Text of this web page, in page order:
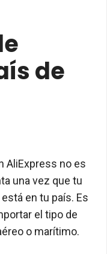
de
AliExpress no es
una vez que tu
en tu país. Es
el tipo de
o marítimo.